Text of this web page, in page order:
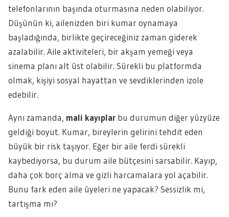
telefonlarının başında oturmasına neden olabiliyor.
Düşünün ki, ailenizden biri kumar oynamaya
başladığında, birlikte geçireceğiniz zaman giderek
azalabilir. Aile aktiviteleri, bir akşam yemeği veya
sinema planı alt üst olabilir. Sürekli bu platformda
olmak, kişiyi sosyal hayattan ve sevdiklerinden izole
edebilir.
Aynı zamanda, mali kayıplar bu durumun diğer yüzyüze
geldiği boyut. Kumar, bireylerin gelirini tehdit eden
büyük bir risk taşıyor. Eğer bir aile ferdi sürekli
kaybediyorsa, bu durum aile bütçesini sarsabilir. Kayıp,
daha çok borç alma ve gizli harcamalara yol açabilir.
Bunu fark eden aile üyeleri ne yapacak? Sessizlik mi,
tartışma mı?